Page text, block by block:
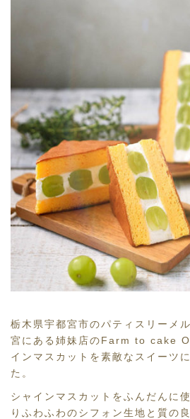
栃木県宇都宮市のパティスリーメ
宮にある姉妹店のFarm to cake
インマスカットを素敵なスイーツ
た。
シャインマスカットをふんだんに
りふわふわのシフォン生地と質の